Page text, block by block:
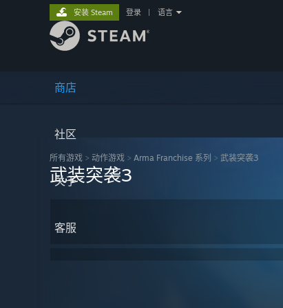
商店
社区
关于
客服
安装 Steam 登录 语言
所有游戏 > 动作‎游戏 > Arma Franchise 系列 > 武装突袭3
武装突袭3